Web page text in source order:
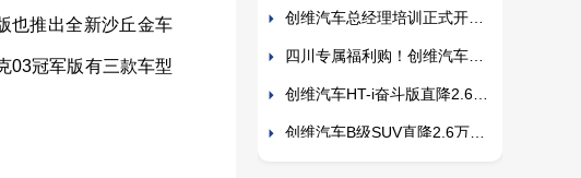
也推出全新沙丘金车
03冠军版有三款车型
Switching Applications | Ch
（中国）有限公司中国区总经理
创维汽车总经理培训正式开
展，打造新能源汽车销售的精英
战队
四川专属福利购！创维汽车
HT-i奋斗版直降2.6万元
创维汽车HT-i奋斗版直降2.6万
贵州专享福利
创维汽车B级SUV直降2.6万